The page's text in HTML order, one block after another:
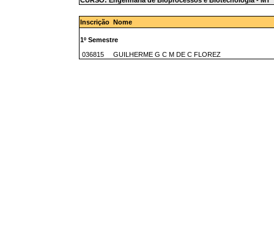
Inscrição Nome
1º Semestre
036815 GUILHERME G C M DE C FLOREZ